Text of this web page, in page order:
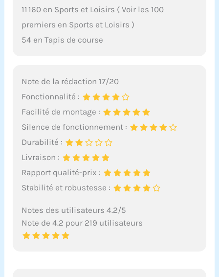
11 160 en Sports et Loisirs ( Voir les 100
premiers en Sports et Loisirs )
54 en Tapis de course
Note de la rédaction 17/20
Fonctionnalité :
Facilité de montage :
Silence de fonctionnement :
Durabilité :
Livraison :
Rapport qualité-prix :
Stabilité et robustesse :
Notes des utilisateurs 4.2/5
Note de 4.2 pour 219 utilisateurs